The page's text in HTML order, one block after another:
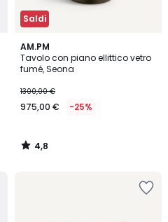
Saldi
AM.PM
Tavolo con piano ellittico vetro
fumé, Seona
1300,00 €
975,00 € -25%
4,8
/ 5
4,8
/